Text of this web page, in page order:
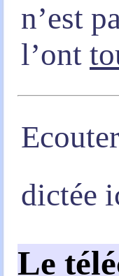
n’est
l’ont
dictée
Le